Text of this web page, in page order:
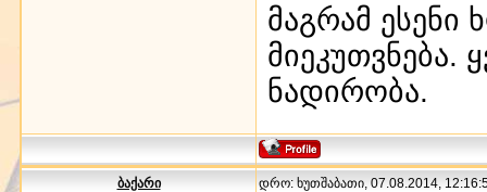
მაგრამ
ნადირობა.
ბაქარი დრო: ხუთშაბათი, 07.08.2014,